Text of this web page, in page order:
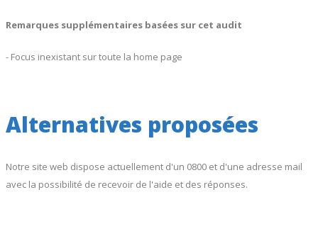
Remarques supplémentaires basées sur cet audit
- Focus inexistant sur toute la home page
Alternatives proposées
Notre site web dispose actuellement d'un 0800 et d'une adresse mail
avec la possibilité de recevoir de l'aide et des réponses.